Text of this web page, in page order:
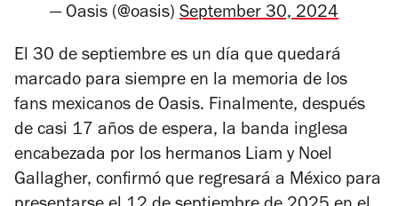
— Oasis (@oasis) September 30, 2024
El 30 de septiembre es un día que quedará
marcado para siempre en la memoria de los
fans mexicanos de Oasis. Finalmente, después
de casi 17 años de espera, la banda inglesa
encabezada por los hermanos Liam y Noel
Gallagher, confirmó que regresará a México para